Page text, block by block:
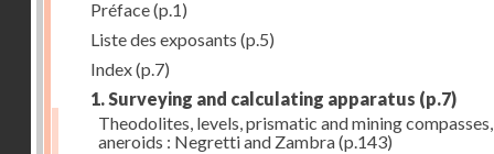
Préface(p.1)
Liste des exposants (p.5)
Index(p.7)
1. Surveying and calculating apparatus (p.7)
Theodolites, levels, prismatic and mining compasses,
aneroids : Negretti and Zambra(p.143)